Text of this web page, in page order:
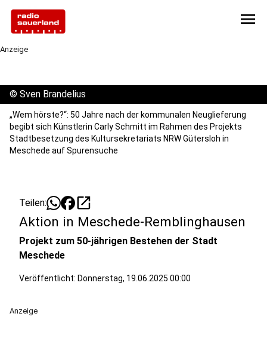
menu
Anzeige
© Sven Brandelius
„Wem hörste?“: 50 Jahre nach der kommunalen Neuglieferung
begibt sich Künstlerin Carly Schmitt im Rahmen des Projekts
Stadtbesetzung des Kultursekretariats NRW Gütersloh in
Meschede auf Spurensuche
Teilen: open_in_new
Aktion in Meschede-Remblinghausen
Projekt zum 50-jährigen Bestehen der Stadt
Meschede
Veröffentlicht: Donnerstag, 19.06.2025 00:00
Anzeige